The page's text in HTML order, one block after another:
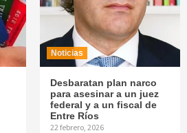
Noticias
Desbaratan plan narco
para asesinar a un juez
federal y a un fiscal de
Entre Ríos
22 febrero, 2026